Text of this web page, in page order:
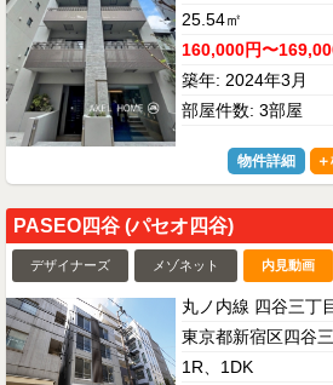
25.54㎡
160,000円〜
築年: 2024年3月
部屋件数: 3部屋
物件詳細
PASEO四谷 (パセオ四谷)
デザイナーズ メゾネット 内見動画
丸ノ内線 四谷三丁
東京都新宿区四谷
1R、1DK